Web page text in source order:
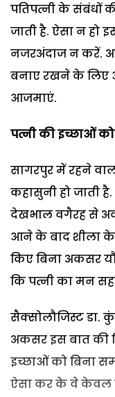
पतिपत्नी के संबंधों
जाती है. ऐसा न हो
नजरअंदाज न करें.
बनाए रखने के लिए
आजमाएं.
पत्नी की इच्छाओं
सागरपुर में रहने
कहासुनी हो जाती
देखभाल वगैरह से
आने के बाद शीला के
किए बिना अकसर
कि पत्नी का मन
सैक्सोलौजिस्ट डा.
अकसर इस बात की
इच्छाओं को बिना
ऐसा कर के वे केवल